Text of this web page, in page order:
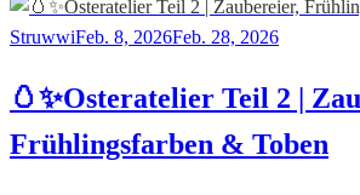
StruwwiFeb. 8, 2026Feb. 28, 2026
🥚✨Osteratelier Teil 2 |
Frühlingsfarben & Toben